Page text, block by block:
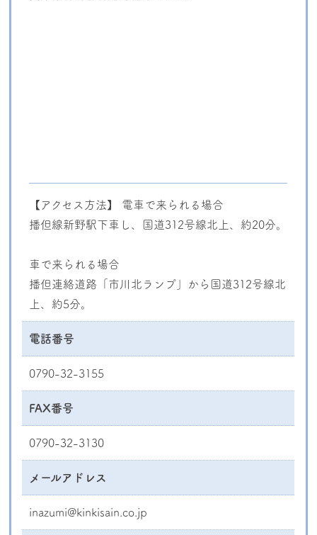
【アクセス方法】 電車で来られる場合
播但線新野駅下車し、国道312号線北上、約20分。
車で来られる場合
播但連絡道路「市川北ランプ」から国道312号線北
上、約5分。
電話番号
0790-32-3155
FAX番号
0790-32-3130
メールアドレス
inazumi@kinkisain.co.jp